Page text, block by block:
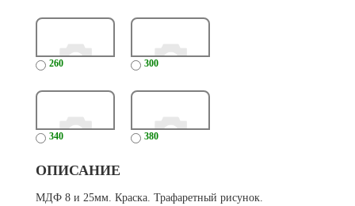
260 300
340 380
ОПИСАНИЕ
МДФ 8 и 25мм. Краска. Трафаретный рисунок.